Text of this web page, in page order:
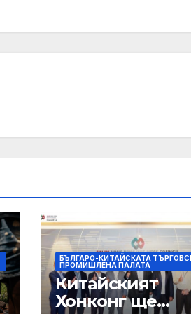
БЪЛГАРО-КИТАЙСКАТА
ПРОМИШЛЕНА ПАЛАТА
Китайският
Хонконг ще